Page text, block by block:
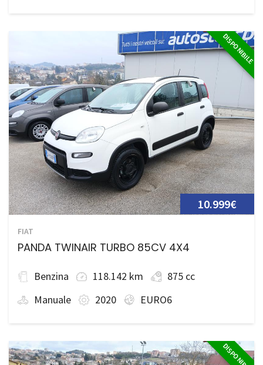
DISPONIBILE
10.999€
FIAT
PANDA TWINAIR TURBO 85CV 4X4
Benzina 118.142 km
875 cc
Manuale
2020 EURO6